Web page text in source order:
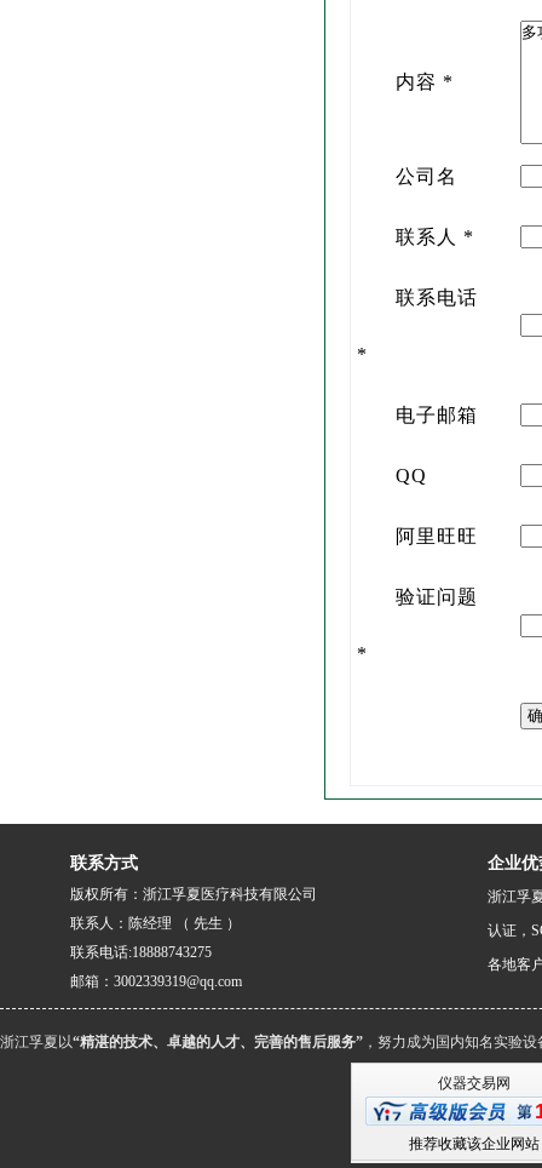
内容 *
公司名
联系人 *
联系电话
*
电子邮箱
QQ
阿里旺旺
验证问题
*
联系方式
版权所有：浙江孚夏医疗科技有限公司
联系人：陈经理 （ 先生 ）
联系电话:18888743275
邮箱：3002339319@qq.com
企业优
浙江孚
认证，
各地客
浙江孚夏以“精湛的技术、卓越的人才、完善的售后服务” ，努力成为国内知名实验
仪器交易网
推荐收藏该企业网站